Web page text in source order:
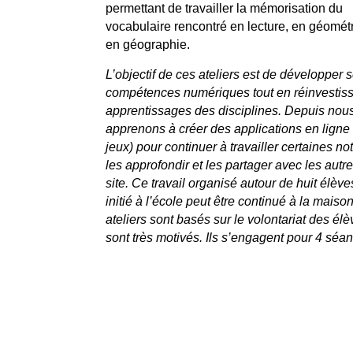
permettant de travailler la mémorisation du
vocabulaire rencontré en lecture, en
en géographie.
L’objectif de ces ateliers est de développer
compétences numériques tout en
apprentissages des disciplines. Depuis
apprenons à créer des applications en ligne
jeux) pour continuer à travailler certaines
les approfondir et les partager avec les
site. Ce travail organisé autour de huit
initié à l’école peut être continué à la
ateliers sont basés sur le volontariat des
sont très motivés. Ils s’engagent pour 4